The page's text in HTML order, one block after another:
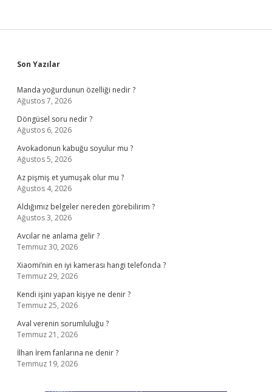
Sidebar
Son Yazılar
Manda yoğurdunun özelliği nedir ?
Ağustos 7, 2026
Döngüsel soru nedir ?
Ağustos 6, 2026
Avokadonun kabuğu soyulur mu ?
Ağustos 5, 2026
Az pişmiş et yumuşak olur mu ?
Ağustos 4, 2026
Aldığımız belgeler nereden görebilirim ?
Ağustos 3, 2026
Avcılar ne anlama gelir ?
Temmuz 30, 2026
Xiaomi’nin en iyi kamerası hangi telefonda ?
Temmuz 29, 2026
Kendi işini yapan kişiye ne denir ?
Temmuz 25, 2026
Aval verenin sorumluluğu ?
Temmuz 21, 2026
İlhan İrem fanlarına ne denir ?
Temmuz 19, 2026